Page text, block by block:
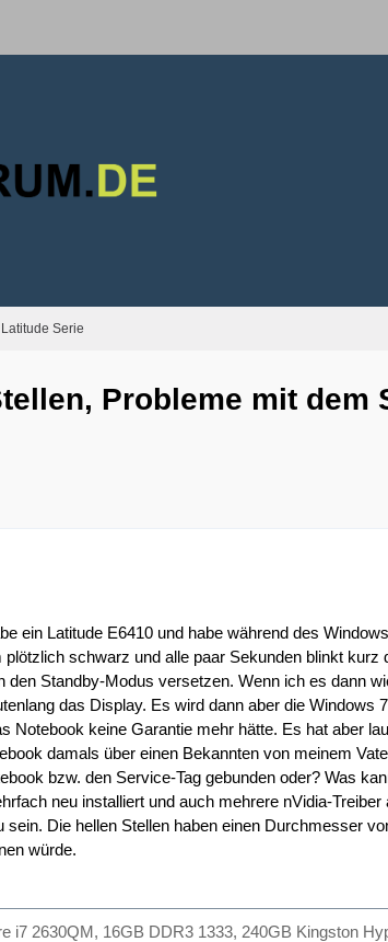
Serie
Probleme mit dem
ein Latitude E6410 und habe während des
schwarz und alle paar Sekunden blinkt
den Standby-Modus versetzen. Wenn ich es dann
das Display. Es wird dann aber die Windows
Notebook keine Garantie mehr hätte. Es hat aber
damals über einen Bekannten von meinem
bzw. den Service-Tag gebunden oder? Was
neu installiert und auch mehrere nVidia-
sein. Die hellen Stellen haben einen Durchmesser
würde.
i7 2630QM, 16GB DDR3 1333, 240GB Kingston